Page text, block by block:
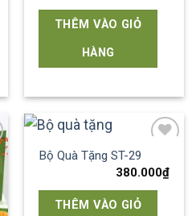
THÊM VÀO GIỎ
HÀNG
wishlist
Bộ Quà Tặng ST-29
380.000₫
THÊM VÀO GIỎ